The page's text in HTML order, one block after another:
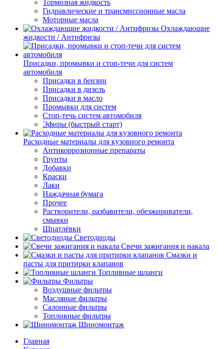
Тормозная жидкость
Гидравлические и трансмиссионные масла
Моторные масла
Охлаждающие
жидкости / Антифризы
Присадки, промывки и стоп-течи для систем
автомобиля
Присадки в бензин
Присадки в дизель
Присадки в масло
Промывки для систем
Стоп-течь систем автомобиля
Эфиры (быстрый старт)
Расходные материалы для кузовного ремонта
Антикоррозионные препараты
Грунты
Добавки
Краски
Лаки
Наждачная бумага
Прочее
Растворители, разбавители, обезжириватели,
смывки
Шпатлёвки
Светодиоды
Свечи зажигания и накала
Смазки и
пасты для притирки клапанов
Топливные шланги
Фильтры
Воздушные фильтры
Масляные фильтры
Салонные фильтры
Топливные фильтры
Шиномонтаж
Главная